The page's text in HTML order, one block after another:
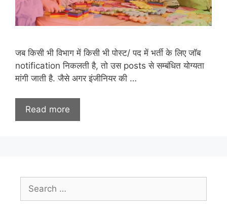
जब किसी भी विभाग में किसी भी पोस्ट/ पद में भर्ती के लिए जॉब
notification निकलती है, तो उस posts से सम्बंधित योग्यता
मांगी जाती है. जैसे अगर इंजीनियर की …
Read more
for: